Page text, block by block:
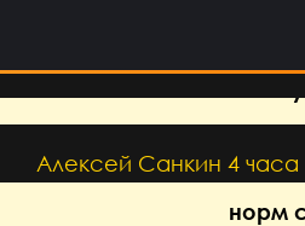
Алексей Санкин 4 часа
норм